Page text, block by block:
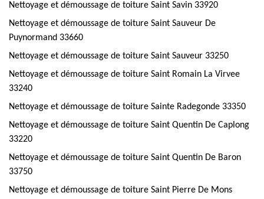
Nettoyage et démoussage de toiture Saint Savin 33920
Nettoyage et démoussage de toiture Saint Sauveur De
Puynormand 33660
Nettoyage et démoussage de toiture Saint Sauveur 33250
Nettoyage et démoussage de toiture Saint Romain La Virvee
33240
Nettoyage et démoussage de toiture Sainte Radegonde 33350
Nettoyage et démoussage de toiture Saint Quentin De Caplong
33220
Nettoyage et démoussage de toiture Saint Quentin De Baron
33750
Nettoyage et démoussage de toiture Saint Pierre De Mons